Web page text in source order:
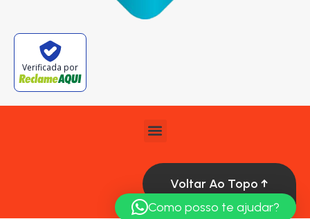
Verificada por
Voltar Ao Topo ↑
Como posso te ajudar?